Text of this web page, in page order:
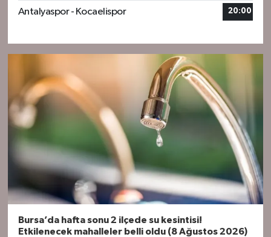
Antalyaspor - Kocaelispor 20:00
Bursa’da hafta sonu 2 ilçede su kesintisi!
Etkilenecek mahalleler belli oldu (8 Ağustos 2026)